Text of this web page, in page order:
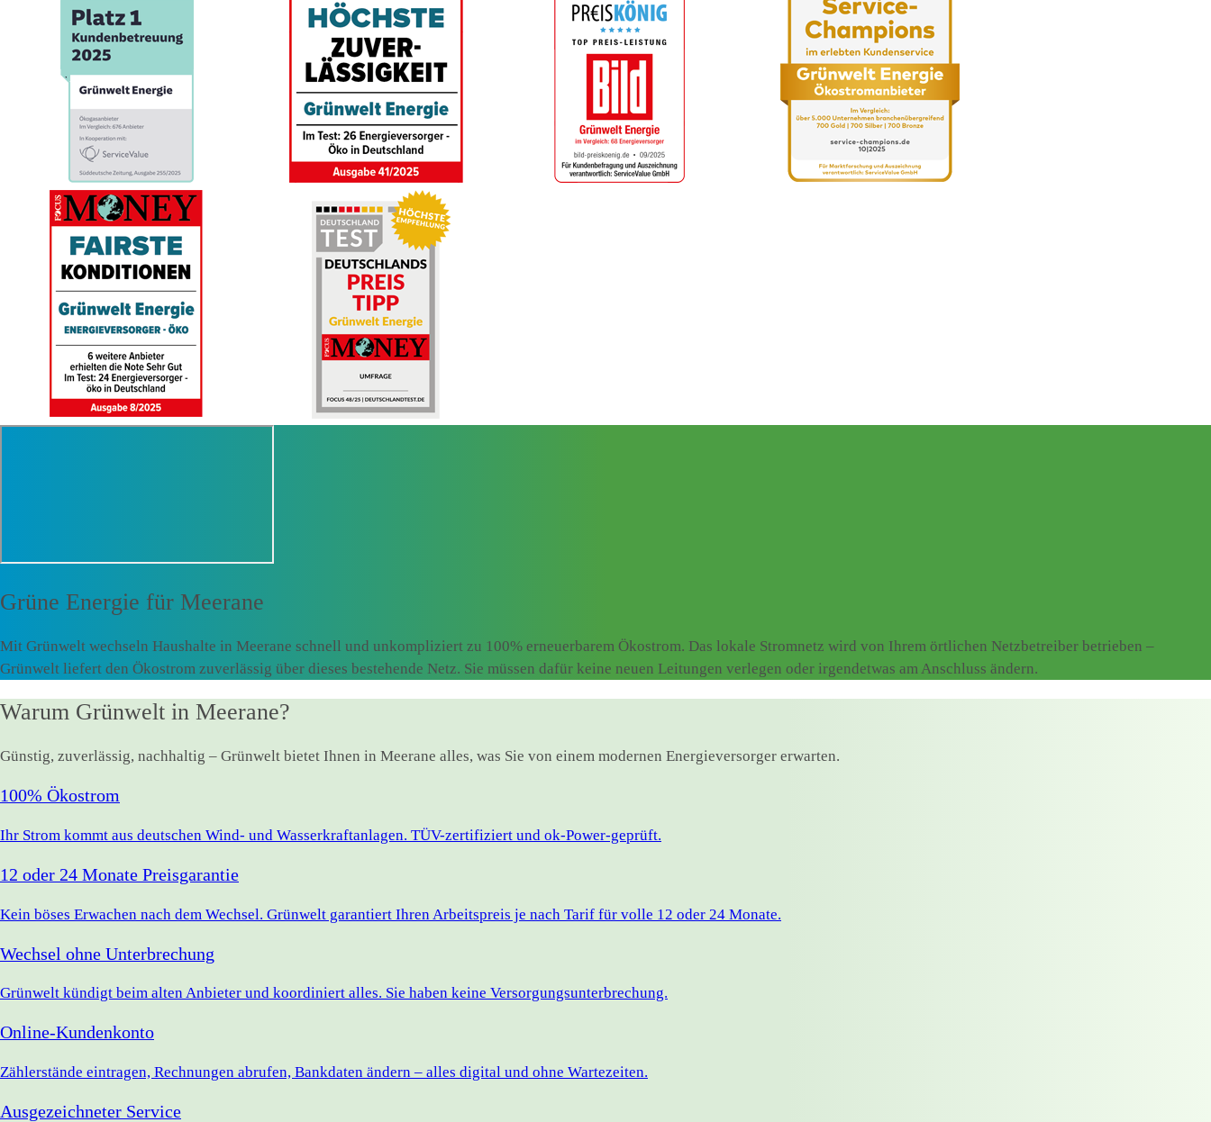
Grüne Energie für Meerane
Mit Grünwelt wechseln Haushalte in Meerane schnell und unkompliziert zu 100% erneuerbarem Ökostrom. Das lokale Stromnetz wird von Ihrem örtlichen Netzbetreiber betrieben –
Grünwelt liefert den Ökostrom zuverlässig über dieses bestehende Netz. Sie müssen dafür keine neuen Leitungen verlegen oder irgendetwas am Anschluss ändern.
Warum Grünwelt in Meerane?
Günstig, zuverlässig, nachhaltig – Grünwelt bietet Ihnen in Meerane alles, was Sie von einem modernen Energieversorger erwarten.
100% Ökostrom
Ihr Strom kommt aus deutschen Wind- und Wasserkraftanlagen. TÜV-zertifiziert und ok-Power-geprüft.
12 oder 24 Monate Preisgarantie
Kein böses Erwachen nach dem Wechsel. Grünwelt garantiert Ihren Arbeitspreis je nach Tarif für volle 12 oder 24 Monate.
Wechsel ohne Unterbrechung
Grünwelt kündigt beim alten Anbieter und koordiniert alles. Sie haben keine Versorgungsunterbrechung.
Online-Kundenkonto
Zählerstände eintragen, Rechnungen abrufen, Bankdaten ändern – alles digital und ohne Wartezeiten.
Ausgezeichneter Service